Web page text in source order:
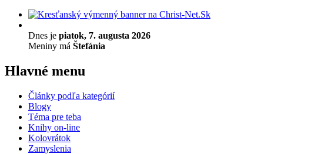
Dnes je piatok, 7. augusta 2026
Meniny má Štefánia
Hlavné menu
Články podľa kategórií
Blogy
Téma pre teba
Knihy on-line
Kolovrátok
Zamyslenia